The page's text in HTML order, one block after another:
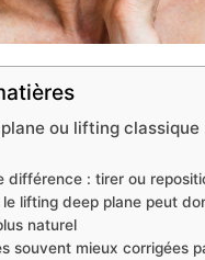
ou lifting classique
différence : tirer ou
le lifting deep plane peut
naturel
souvent mieux corrigées